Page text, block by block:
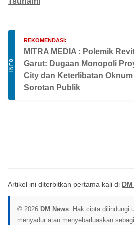
INFO
REKOMENDASI:
MITRA MEDIA : Polemik
Garut: Dugaan Monopoli
City dan Keterlibatan
Sorotan Publik
Artikel ini diterbitkan pertama kali di
© 2026 DM News. Hak cipta dilindungi
menyadur atau menyebarluaskan